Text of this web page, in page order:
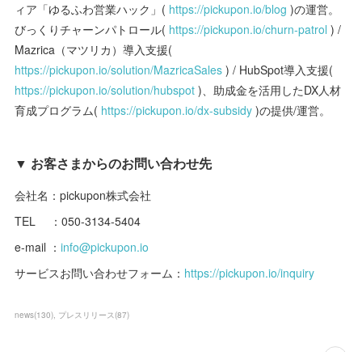
ィア「ゆるふわ営業ハック」( https://pickupon.io/blog )の運営。
びっくりチャーンパトロール( https://pickupon.io/churn-patrol ) /
Mazrica（マツリカ）導入支援(
https://pickupon.io/solution/MazricaSales ) / HubSpot導入支援(
https://pickupon.io/solution/hubspot )、助成金を活用したDX人材
育成プログラム( https://pickupon.io/dx-subsidy )の提供/運営。
▼ お客さまからのお問い合わせ先
会社名：pickupon株式会社
TEL ：050-3134-5404
e-mail ：info@pickupon.io
サービスお問い合わせフォーム： https://pickupon.io/inquiry
news(130) プレスリリース(87)